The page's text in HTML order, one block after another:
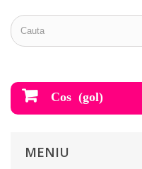
Cos (gol)
MENIU